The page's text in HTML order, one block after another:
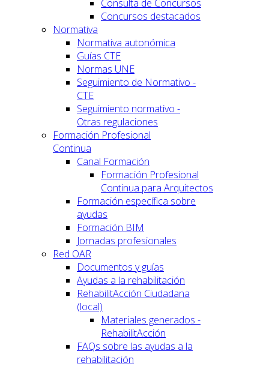
Consulta de Concursos
Concursos destacados
Normativa
Normativa autonómica
Guías CTE
Normas UNE
Seguimiento de Normativo -
CTE
Seguimiento normativo -
Otras regulaciones
Formación Profesional
Continua
Canal Formación
Formación Profesional
Continua para Arquitectos
Formación específica sobre
ayudas
Formación BIM
Jornadas profesionales
Red OAR
Documentos y guías
Ayudas a la rehabilitación
RehabilitAcción Ciudadana
(local)
Materiales generados -
RehabilitAcción
FAQs sobre las ayudas a la
rehabilitación